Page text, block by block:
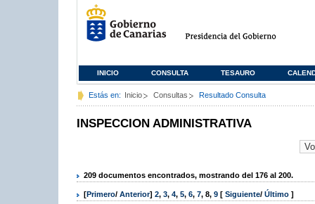
INICIO CONSULTA TESAURO
Estás en: Inicio Consultas Resultado Consulta
INSPECCION ADMINISTRATIVA
209 documentos encontrados, mostrando del 176 al 200.
[Primero/ Anterior] 2, 3, 4, 5, 6, 7, 8, 9 [ Siguiente/ Último ]